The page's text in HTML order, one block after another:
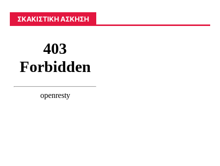
ΣΚΑΚΙΣΤΙΚΉ ΆΣΚΗΣΗ